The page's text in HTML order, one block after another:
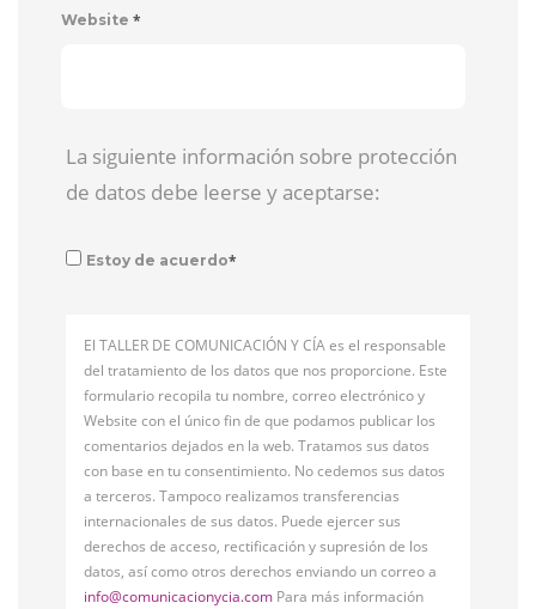
Website *
La siguiente información sobre protección
de datos debe leerse y aceptarse:
Estoy de acuerdo*
El TALLER DE COMUNICACIÓN Y CÍA es el responsable
del tratamiento de los datos que nos proporcione. Este
formulario recopila tu nombre, correo electrónico y
Website con el único fin de que podamos publicar los
comentarios dejados en la web. Tratamos sus datos
con base en tu consentimiento. No cedemos sus datos
a terceros. Tampoco realizamos transferencias
internacionales de sus datos. Puede ejercer sus
derechos de acceso, rectificación y supresión de los
datos, así como otros derechos enviando un correo a
info@comunicacionycia.com Para más información